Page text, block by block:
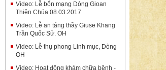
Video: Lễ bổn mạng Dòng Gioan
Thiên Chúa 08.03.2017
Video: Lễ an táng thầy Giuse Khang
Trần Quốc Sử. OH
Video: Lễ thụ phong Linh mục, Dòng
OH
Video: Hoạt động khám chữa bệnh -